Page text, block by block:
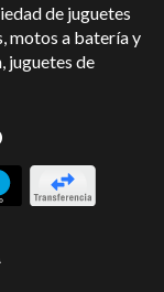
de juguetes
motos a batería y
juguetes de